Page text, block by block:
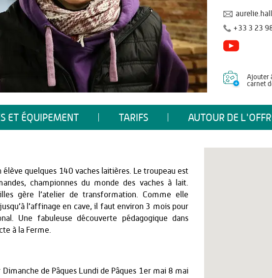
+33 3 23
Ajouter
carnet
ET ÉQUIPEMENT TARIFS AUTOUR DE
élève quelques 140 vaches laitières. Le troupeau est
championnes du monde des vaches à lait.
gère l’atelier de transformation. Comme elle
l’affinage en cave, il faut environ 3 mois pour
Une fabuleuse découverte pédagogique dans
à la Ferme.
de Pâques Lundi de Pâques 1er mai 8 mai